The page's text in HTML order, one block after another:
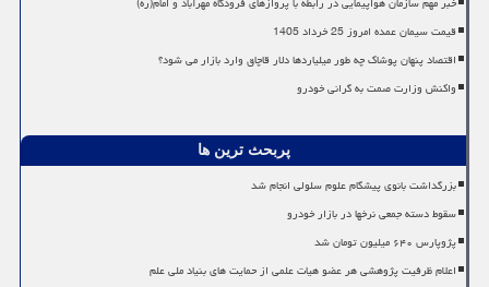
قیمت سیمان عمده امروز 25 خرداد 1405
اقتصاد پنهان پوشاک چه طور میلیاردها دلار قاچاق وارد بازار می شود؟
واکنش وزارت صمت به گرانی خودرو
پربحث ترین ها
بزرگداشت بانوی پیشگام علوم سلولی انجام شد
سقوط دسته جمعی نرخها در بازار خودرو
پژوپارس ۶۴۰ میلیون تومان شد
اعلام ظرفیت پژوهشی هر عضو هیات علمی از حمایت های بنیاد ملی علم